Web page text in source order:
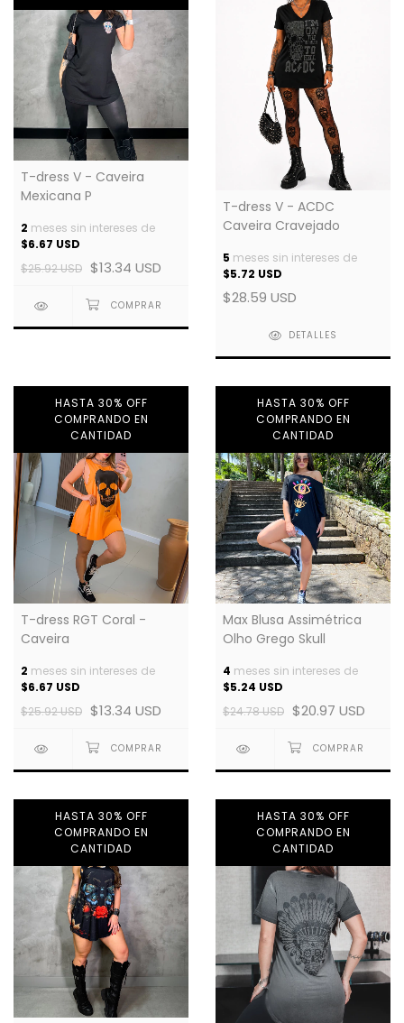
T-dress V - Caveira
Mexicana P
2 meses sin intereses de
$6.67 USD
$25.92 USD $13.34 USD
T-dress V - ACDC
Caveira Cravejado
5 meses sin intereses de
$5.72 USD
$28.59 USD
DETALLES
HASTA 30% OFF
COMPRANDO EN
CANTIDAD
T-dress RGT Coral -
Caveira
2 meses sin intereses de
$6.67 USD
$25.92 USD $13.34 USD
HASTA 30% OFF
COMPRANDO EN
CANTIDAD
Max Blusa Assimétrica
Olho Grego Skull
4 meses sin intereses de
$5.24 USD
$24.78 USD $20.97 USD
HASTA 30% OFF
COMPRANDO EN
CANTIDAD
HASTA 30% OFF
COMPRANDO EN
CANTIDAD